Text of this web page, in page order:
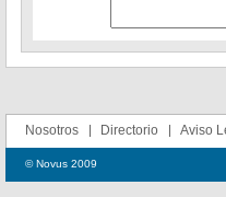
Nosotros Directorio Aviso
© Novus 2009